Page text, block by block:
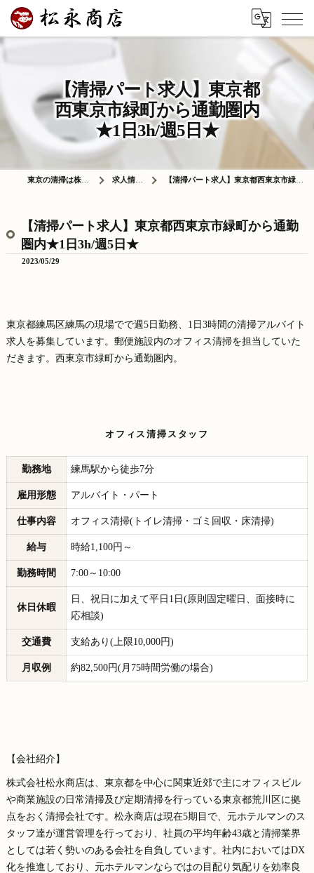
【清掃パート求人】東京都
西東京市緑町から通勤圏内
★1日3h/週5日★
東京の清掃は株式会社松永商店 求人情報ブログ 【清掃パート求人】東京都西東京市緑町から通勤圏内★1日3h/週5日★
【清掃パート求人】東京都西東京市緑町から通勤
圏内★1日3h/週5日★
2023/05/29
東京都練馬区練馬の現場でで週5日勤務、1日3時間の清掃アルバイト
求人を募集しています。郵便施設内のオフィス清掃を担当していた
だきます。西東京市緑町から通勤圏内。
オフィス清掃スタッフ
勤務地 練馬駅から徒歩7分
雇用形態 アルバイト・パート
仕事内容 オフィス清掃(トイレ清掃・ゴミ回収・床清掃)
給与 時給1,100円～
勤務時間 7:00～10:00
休日休暇
日、祝日に加えて平日1日(原則固定曜日、面接時に
応相談)
交通費 支給あり(上限10,000円)
月収例 約82,500円(月75時間労働の場合)
【会社紹介】
株式会社松永商店は、東京都を中心に関東近郊で主にオフィスビル
や商業施設の日常清掃及び定期清掃を行っている東京都荒川区に拠
点をおく清掃会社です。松永商店は現在5期目で、元ホテルマンのス
タッフ達が運営管理を行っており、社員の平均年齢43歳と清掃業界
としては若く勢いのある会社を自負しています。社内においてはDX
化を推進しており、元ホテルマンならではの目配り気配りを効率良